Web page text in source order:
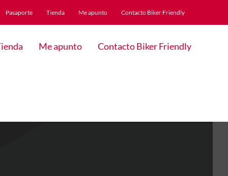
Pasaporte Tienda Me apunto Contacto Biker Friendly
Me apunto Contacto Biker Friendly